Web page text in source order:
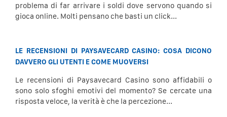
problema di far arrivare i soldi dove servono quando si
gioca online. Molti pensano che basti un click...
LE RECENSIONI DI PAYSAVECARD CASINO: COSA DICONO
DAVVERO GLI UTENTI E COME MUOVERSI
Le recensioni di Paysavecard Casino sono affidabili o
sono solo sfoghi emotivi del momento? Se cercate una
risposta veloce, la verità è che la percezione...